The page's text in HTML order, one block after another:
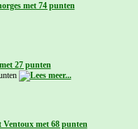
met 74 punten
27 punten
met 68 punten